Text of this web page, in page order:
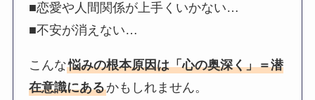
■恋愛や人間関係が上手くいかない…
■不安が消えない…
こんな悩みの根本原因は「心の奥深く」＝潜
在意識にあるかもしれません。